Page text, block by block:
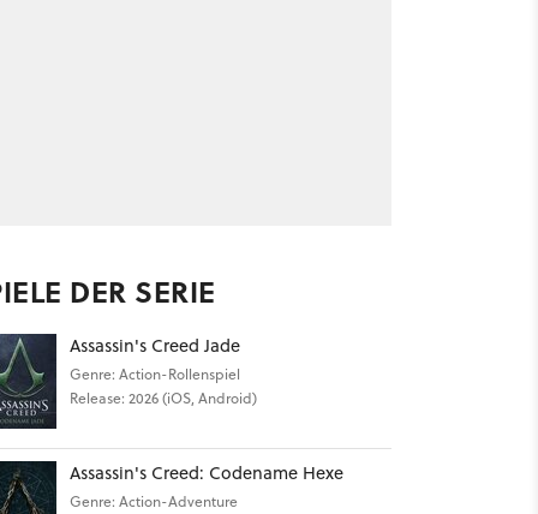
DER SERIE
Assassin's Creed Jade
Genre: Action-Rollenspiel
Release: 2026 (iOS, Android)
Assassin's Creed: Codename Hexe
Genre: Action-Adventure